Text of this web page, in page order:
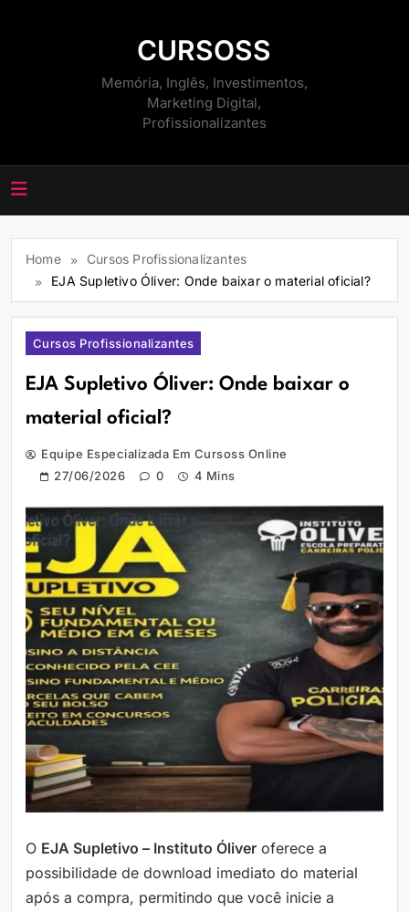
CURSOSS
Memória, Inglês, Investimentos,
Marketing Digital,
Profissionalizantes
Home
Cursos Profissionalizantes
EJA Supletivo Óliver: Onde baixar o material oficial?
Cursos Profissionalizantes
EJA Supletivo Óliver: Onde baixar o
material oficial?
Equipe Especializada Em Cursoss Online
27/06/2026
0 4 Mins
O EJA Supletivo – Instituto Óliver oferece a
possibilidade de download imediato do material
após a compra, permitindo que você inicie a